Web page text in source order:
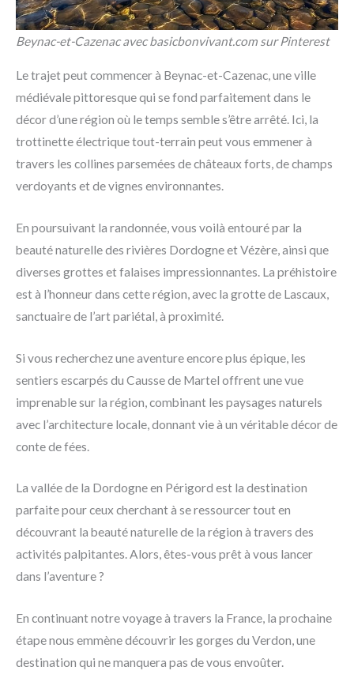
Beynac-et-Cazenac avec basicbonvivant.com sur Pinterest
Le trajet peut commencer à Beynac-et-Cazenac, une ville
médiévale pittoresque qui se fond parfaitement dans le
décor d’une région où le temps semble s’être arrêté. Ici, la
trottinette électrique tout-terrain peut vous emmener à
travers les collines parsemées de châteaux forts, de champs
verdoyants et de vignes environnantes.
En poursuivant la randonnée, vous voilà entouré par la
beauté naturelle des rivières Dordogne et Vézère, ainsi que
diverses grottes et falaises impressionnantes. La préhistoire
est à l’honneur dans cette région, avec la grotte de Lascaux,
sanctuaire de l’art pariétal, à proximité.
Si vous recherchez une aventure encore plus épique, les
sentiers escarpés du Causse de Martel offrent une vue
imprenable sur la région, combinant les paysages naturels
avec l’architecture locale, donnant vie à un véritable décor de
conte de fées.
La vallée de la Dordogne en Périgord est la destination
parfaite pour ceux cherchant à se ressourcer tout en
découvrant la beauté naturelle de la région à travers des
activités palpitantes. Alors, êtes-vous prêt à vous lancer
dans l’aventure ?
En continuant notre voyage à travers la France, la prochaine
étape nous emmène découvrir les gorges du Verdon, une
destination qui ne manquera pas de vous envoûter.